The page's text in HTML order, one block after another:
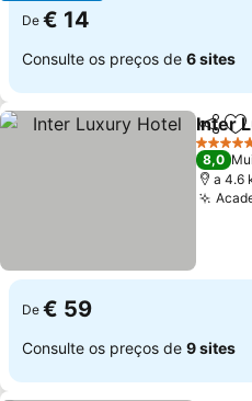
De € 14
Consulte os preços de 6 sites
Inter
5
8,0
a 4.6
De € 59
Consulte os preços de 9 sites